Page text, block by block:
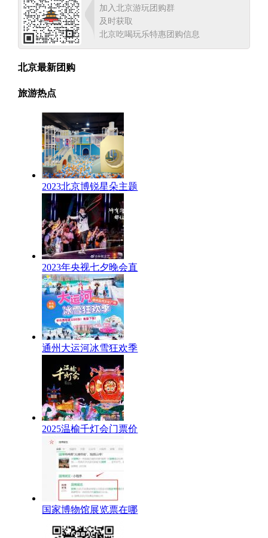
加入北京游玩团购群
及时获取
北京吃喝玩乐特惠团购信息
北京最新团购
旅游热点
2023北京博锐星朵主题
2023年央视七夕晚会直
通州大运河冰雪狂欢季
2025温榆千灯会门票价
国家博物馆展览票在哪